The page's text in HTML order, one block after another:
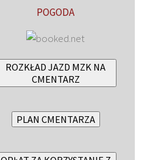
POGODA
ROZKŁAD JAZD MZK NA
CMENTARZ
PLAN CMENTARZA